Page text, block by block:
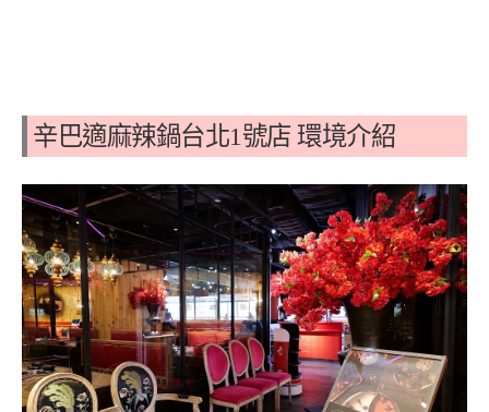
辛巴適麻辣鍋台北1號店 環境介紹